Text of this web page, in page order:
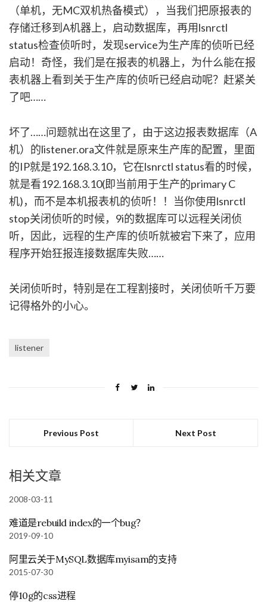
（单机，无MC双机热备模式），当我们把原报表的
存储迁移到A机器上，启动数据库，再用lsnrctl
status检查侦听时，发现service为生产库的侦听已经
启动！奇怪，我们是在报表的机器上，为什么能在报
表机器上看到关于生产库的侦听已经启动呢？赶紧关
了吧……
坏了……问题就出在这里了，由于这边报表数据库（A
机）的listener.ora文件就是原来生产库的配置，里面
的IP就是192.168.3.10，它在lsnrctl status看的时候，
就是看192.168.3.10(即当前用于生产的primary C
机)，而不是本机报表机的侦听！！当你使用lsnrctl
stop关闭侦听的时候，9i的数据库可以远程关闭侦
听，因此，远程的生产库的侦听就被宕下来了，应用
程序开始狂报连接数据库失败……
关闭侦听时，特别是在工程割接时，关闭侦听千万要
记得格外的小心。
listener
Previous Post Next Post
相关文章
2008-03-11
难道是rebuild index的一个bug？
2019-09-10
阿里云关于MySQL数据库myisam的支持
2015-07-30
停10g的css进程